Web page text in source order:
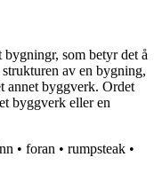
som betyr det å
av en bygning,
annet byggverk. Ordet
byggverk eller en
• foran • rumpsteak •